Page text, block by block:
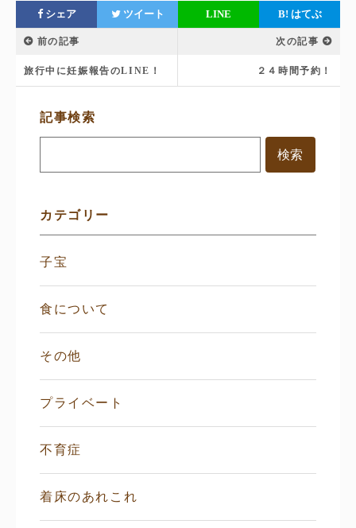
シェア ツイート LINE B! はてぶ
前の記事
旅行中に妊娠報告のLINE！
次の記事
２４時間予約！
サ
ニ
記事検索
カテゴリー
子宝
食について
その他
プライベート
不育症
着床のあれこれ